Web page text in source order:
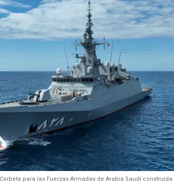
Corbeta para las Fuerzas Armadas de Arabia Saudí